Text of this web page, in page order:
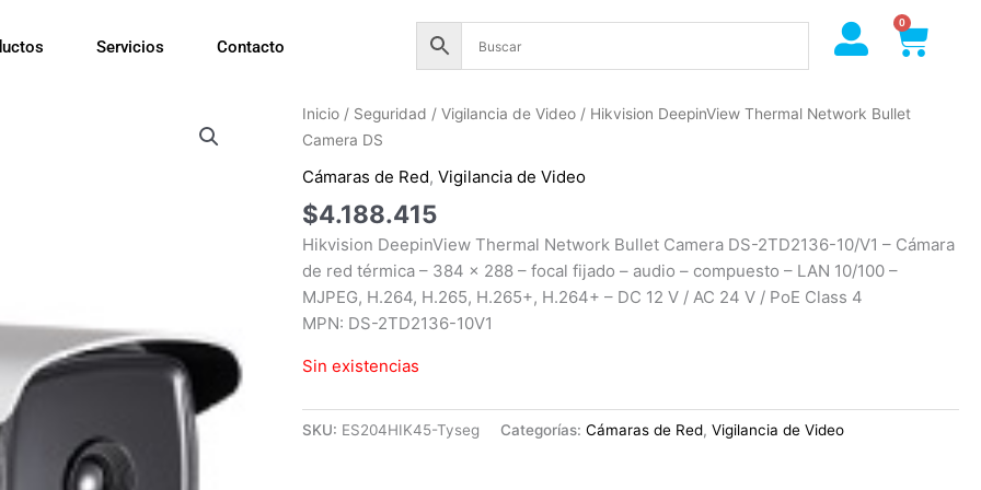
Servicios Contacto
0
Cart
Inicio / Seguridad /Vigilancia de Video / Hikvision DeepinView Thermal Network Bullet
Camera DS
Cámaras de Red,Vigilancia de Video
$4.188.415
Hikvision DeepinView Thermal Network Bullet Camera DS-2TD2136-10/V1 – Cámara
de red térmica – 384 x 288 – focal fijado – audio – compuesto – LAN 10/100 –
MJPEG, H.264, H.265, H.265+, H.264+ – DC 12 V / AC 24 V / PoE Class 4
MPN: DS-2TD2136-10V1
Sin existencias
SKU: ES204HIK45-Tyseg Categorías:Cámaras de Red,Vigilancia de Video